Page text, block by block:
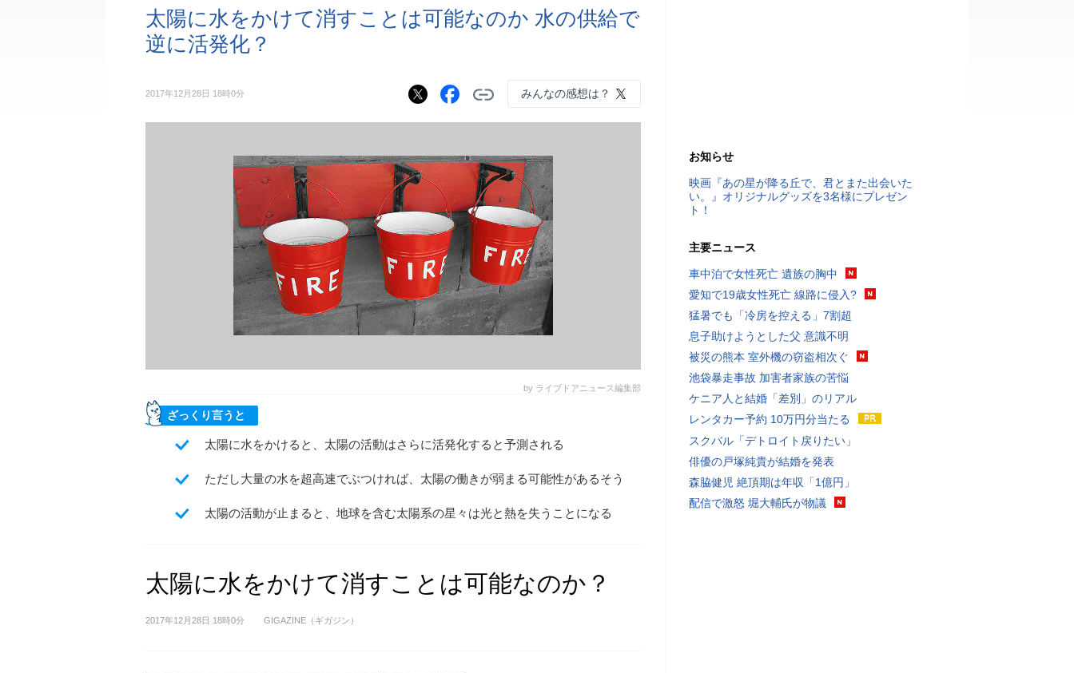
太陽に水をかけて消すことは可能なのか 水の供給で
逆に活発化？
2017年12月28日 18時0分 みんなの感想は？
by ライブドアニュース編集部
ざっくり言うと
太陽に水をかけると、太陽の活動はさらに活発化すると予測される
ただし大量の水を超高速でぶつければ、太陽の働きが弱まる可能性があるそう
太陽の活動が止まると、地球を含む太陽系の星々は光と熱を失うことになる
太陽に水をかけて消すことは可能なのか？
2017年12月28日 18時0分 GIGAZINE（ギガジン）
お知らせ
映画『あの星が降る丘で、君とまた出会いた
い。』オリジナルグッズを3名様にプレゼン
ト！
主要ニュース
車中泊で女性死亡 遺族の胸中
愛知で19歳女性死亡 線路に侵入?
猛暑でも「冷房を控える」7割超
息子助けようとした父 意識不明
被災の熊本 室外機の窃盗相次ぐ
池袋暴走事故 加害者家族の苦悩
ケニア人と結婚「差別」のリアル
レンタカー予約 10万円分当たる
スクバル「デトロイト戻りたい」
俳優の戸塚純貴が結婚を発表
森脇健児 絶頂期は年収「1億円」
配信で激怒 堀大輔氏が物議